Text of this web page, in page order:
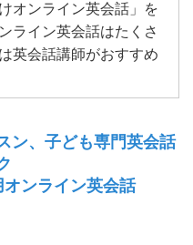
オンライン英会話」を
ライン英会話はたくさ
英会話講師がおすすめ
ン、子ども専門英会話
オンライン英会話